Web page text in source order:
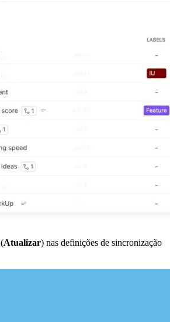
(Atualizar) nas definições de sincronização